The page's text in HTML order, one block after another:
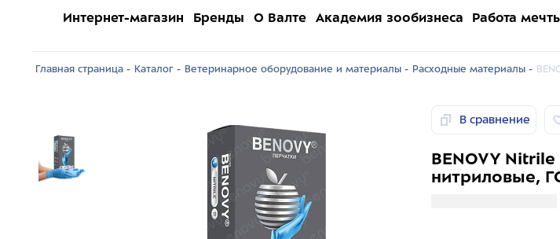
Интернет-магазин Бренды О Валте Академия зообизнеса Работа
Главная страница - Каталог - Ветеринарное оборудование и материалы - Расходные материалы -
В сравнение
BENOVY
нитриловые,